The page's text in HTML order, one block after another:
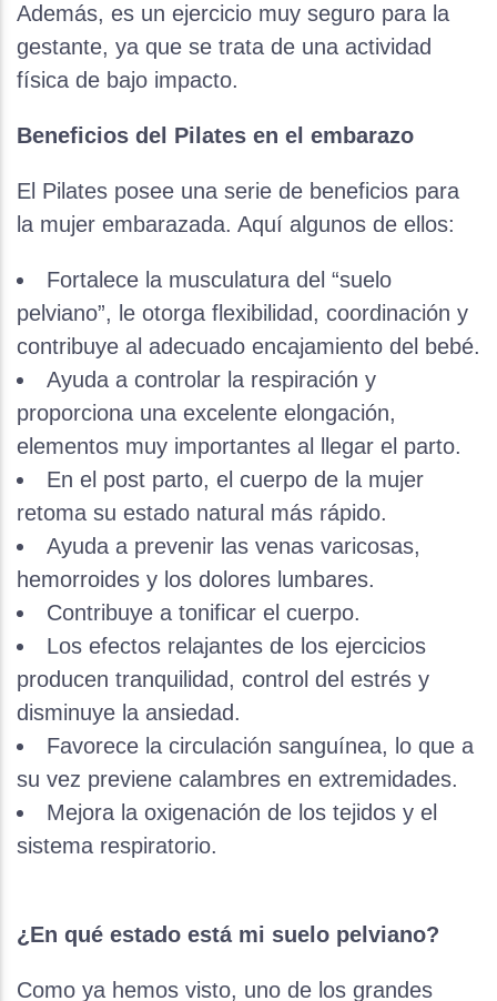
Además, es un ejercicio muy seguro para la
gestante, ya que se trata de una actividad
física de bajo impacto.
Beneficios del Pilates en el embarazo
El Pilates posee una serie de beneficios para
la mujer embarazada. Aquí algunos de ellos:
Fortalece la musculatura del “suelo
pelviano”, le otorga flexibilidad, coordinación y
contribuye al adecuado encajamiento del bebé.
Ayuda a controlar la respiración y
proporciona una excelente elongación,
elementos muy importantes al llegar el parto.
En el post parto, el cuerpo de la mujer
retoma su estado natural más rápido.
Ayuda a prevenir las venas varicosas,
hemorroides y los dolores lumbares.
Contribuye a tonificar el cuerpo.
Los efectos relajantes de los ejercicios
producen tranquilidad, control del estrés y
disminuye la ansiedad.
Favorece la circulación sanguínea, lo que a
su vez previene calambres en extremidades.
Mejora la oxigenación de los tejidos y el
sistema respiratorio.
¿En qué estado está mi suelo pelviano?
Como ya hemos visto, uno de los grandes